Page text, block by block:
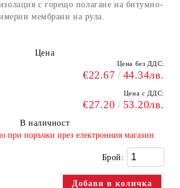
с горещо полагане на битумно-
мембрани на рула.
Цена
Цена без ДДС:
€22.67 44.34лв.
Цена с ДДС:
€27.20 53.20лв.
В наличност
при поръчки през електронния магазин
Брой: